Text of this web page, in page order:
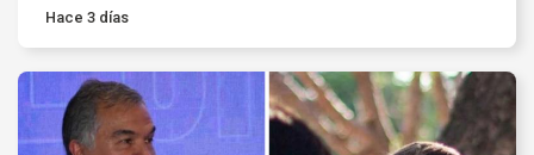
Hace 3 días